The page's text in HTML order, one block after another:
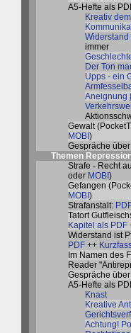
A5-Hefte als
Kreativ
Widerstand
immer
Der Ton
Upps - ein
Aneignung
Gewalt
MOBI )
Gespräche
Themen
Strafe - Recht
oder MOBI )
Gefangen
MOBI )
Strafanstalt:
Tatort
Kapitel als PDF
Widerstand ist
PDF ++
Im Namen des
Reader
Gespräche
A5-Hefte als
Knast
Kreative
Achtung!